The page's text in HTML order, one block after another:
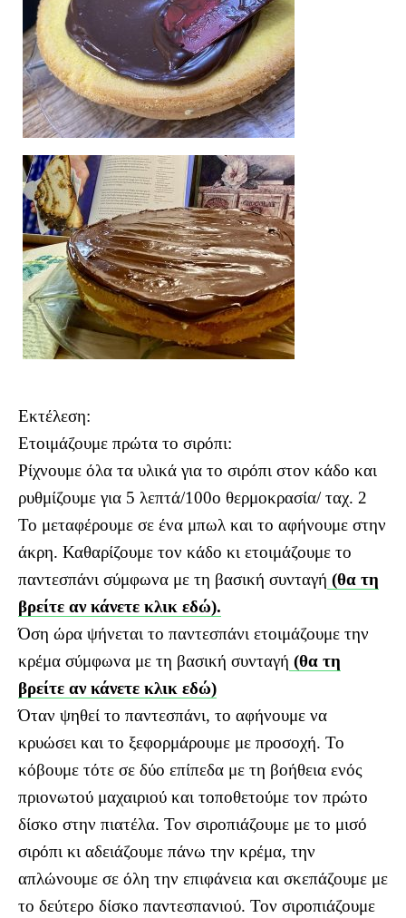
Εκτέλεση:
Ετοιμάζουμε πρώτα το σιρόπι:
Ρίχνουμε όλα τα υλικά για το σιρόπι στον κάδο και
ρυθμίζουμε για 5 λεπτά/100ο θερμοκρασία/ ταχ. 2
Το μεταφέρουμε σε ένα μπωλ και το αφήνουμε στην
άκρη. Καθαρίζουμε τον κάδο κι ετοιμάζουμε το
παντεσπάνι σύμφωνα με τη βασική συνταγή (θα τη
βρείτε αν κάνετε κλικ εδώ).
Όση ώρα ψήνεται το παντεσπάνι ετοιμάζουμε την
κρέμα σύμφωνα με τη βασική συνταγή (θα τη
βρείτε αν κάνετε κλικ εδώ)
Όταν ψηθεί το παντεσπάνι, το αφήνουμε να
κρυώσει και το ξεφορμάρουμε με προσοχή. Το
κόβουμε τότε σε δύο επίπεδα με τη βοήθεια ενός
πριονωτού μαχαιριού και τοποθετούμε τον πρώτο
δίσκο στην πιατέλα. Τον σιροπιάζουμε με το μισό
σιρόπι κι αδειάζουμε πάνω την κρέμα, την
απλώνουμε σε όλη την επιφάνεια και σκεπάζουμε με
το δεύτερο δίσκο παντεσπανιού. Τον σιροπιάζουμε